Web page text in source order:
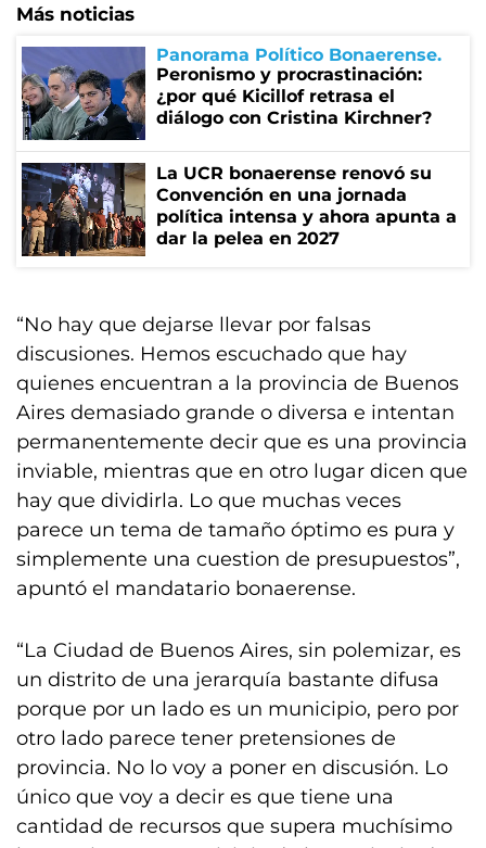
Más noticias
Panorama Político Bonaerense
Peronismo y procrastinación:
¿por qué Kicillof retrasa el
diálogo con Cristina Kirchner?
La UCR bonaerense renovó su
Convención en una jornada
política intensa y ahora apunta a
dar la pelea en 2027
“No hay que dejarse llevar por falsas
discusiones. Hemos escuchado que hay
quienes encuentran a la provincia de Buenos
Aires demasiado grande o diversa e intentan
permanentemente decir que es una provincia
inviable, mientras que en otro lugar dicen que
hay que dividirla. Lo que muchas veces
parece un tema de tamaño óptimo es pura y
simplemente una cuestion de presupuestos”,
apuntó el mandatario bonaerense.
“La Ciudad de Buenos Aires, sin polemizar, es
un distrito de una jerarquía bastante difusa
porque por un lado es un municipio, pero por
otro lado parece tener pretensiones de
provincia. No lo voy a poner en discusión. Lo
único que voy a decir es que tiene una
cantidad de recursos que supera muchísimo